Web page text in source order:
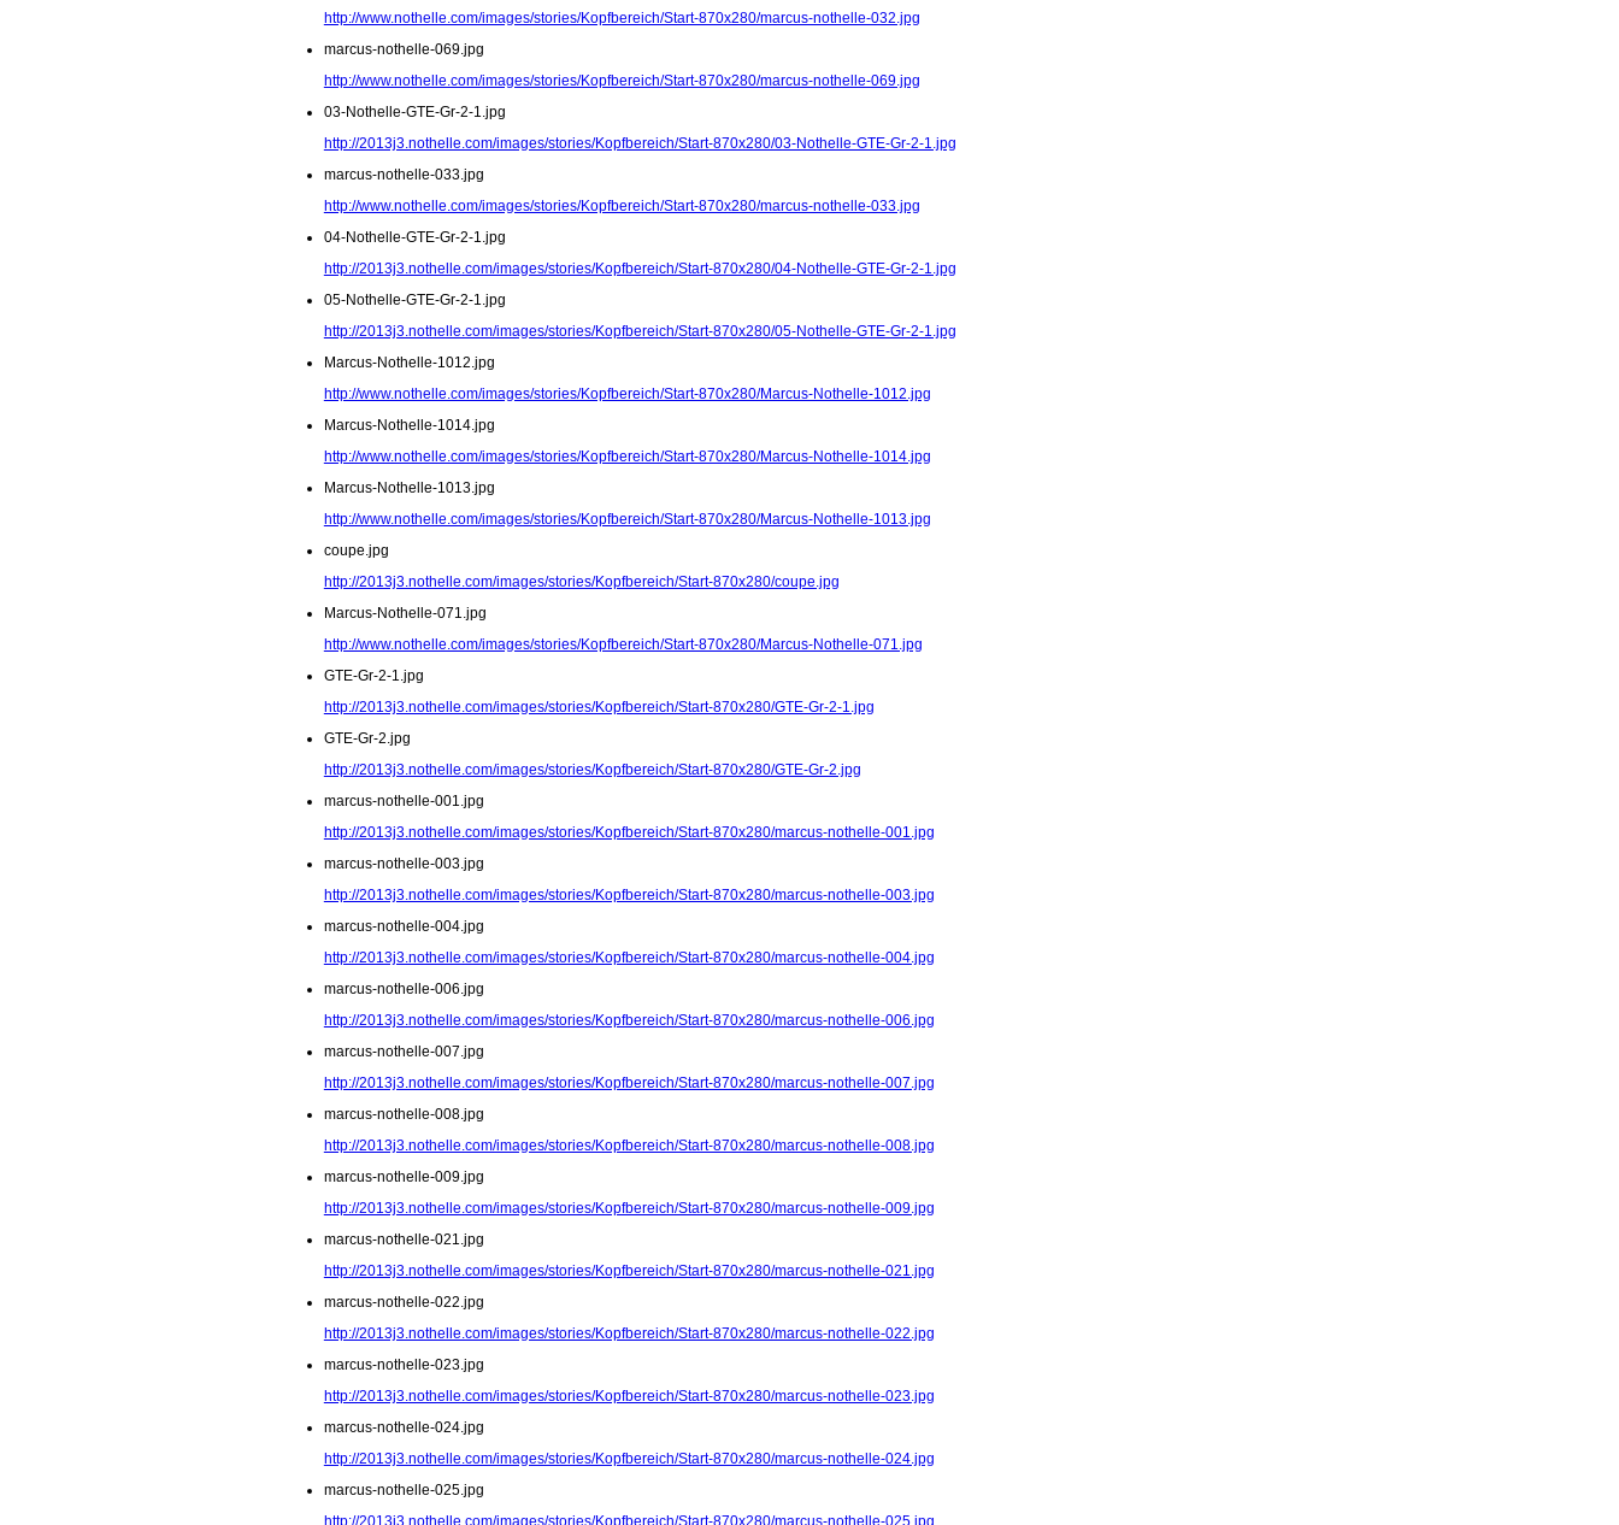
http://www.nothelle.com/images/stories/Kopfbereich/Start-870x280/marcus-nothelle-032.jpg
marcus-nothelle-069.jpg
http://www.nothelle.com/images/stories/Kopfbereich/Start-870x280/marcus-nothelle-069.jpg
03-Nothelle-GTE-Gr-2-1.jpg
http://2013j3.nothelle.com/images/stories/Kopfbereich/Start-870x280/03-Nothelle-GTE-Gr-2-1.jpg
marcus-nothelle-033.jpg
http://www.nothelle.com/images/stories/Kopfbereich/Start-870x280/marcus-nothelle-033.jpg
04-Nothelle-GTE-Gr-2-1.jpg
http://2013j3.nothelle.com/images/stories/Kopfbereich/Start-870x280/04-Nothelle-GTE-Gr-2-1.jpg
05-Nothelle-GTE-Gr-2-1.jpg
http://2013j3.nothelle.com/images/stories/Kopfbereich/Start-870x280/05-Nothelle-GTE-Gr-2-1.jpg
Marcus-Nothelle-1012.jpg
http://www.nothelle.com/images/stories/Kopfbereich/Start-870x280/Marcus-Nothelle-1012.jpg
Marcus-Nothelle-1014.jpg
http://www.nothelle.com/images/stories/Kopfbereich/Start-870x280/Marcus-Nothelle-1014.jpg
Marcus-Nothelle-1013.jpg
http://www.nothelle.com/images/stories/Kopfbereich/Start-870x280/Marcus-Nothelle-1013.jpg
coupe.jpg
http://2013j3.nothelle.com/images/stories/Kopfbereich/Start-870x280/coupe.jpg
Marcus-Nothelle-071.jpg
http://www.nothelle.com/images/stories/Kopfbereich/Start-870x280/Marcus-Nothelle-071.jpg
GTE-Gr-2-1.jpg
http://2013j3.nothelle.com/images/stories/Kopfbereich/Start-870x280/GTE-Gr-2-1.jpg
GTE-Gr-2.jpg
http://2013j3.nothelle.com/images/stories/Kopfbereich/Start-870x280/GTE-Gr-2.jpg
marcus-nothelle-001.jpg
http://2013j3.nothelle.com/images/stories/Kopfbereich/Start-870x280/marcus-nothelle-001.jpg
marcus-nothelle-003.jpg
http://2013j3.nothelle.com/images/stories/Kopfbereich/Start-870x280/marcus-nothelle-003.jpg
marcus-nothelle-004.jpg
http://2013j3.nothelle.com/images/stories/Kopfbereich/Start-870x280/marcus-nothelle-004.jpg
marcus-nothelle-006.jpg
http://2013j3.nothelle.com/images/stories/Kopfbereich/Start-870x280/marcus-nothelle-006.jpg
marcus-nothelle-007.jpg
http://2013j3.nothelle.com/images/stories/Kopfbereich/Start-870x280/marcus-nothelle-007.jpg
marcus-nothelle-008.jpg
http://2013j3.nothelle.com/images/stories/Kopfbereich/Start-870x280/marcus-nothelle-008.jpg
marcus-nothelle-009.jpg
http://2013j3.nothelle.com/images/stories/Kopfbereich/Start-870x280/marcus-nothelle-009.jpg
marcus-nothelle-021.jpg
http://2013j3.nothelle.com/images/stories/Kopfbereich/Start-870x280/marcus-nothelle-021.jpg
marcus-nothelle-022.jpg
http://2013j3.nothelle.com/images/stories/Kopfbereich/Start-870x280/marcus-nothelle-022.jpg
marcus-nothelle-023.jpg
http://2013j3.nothelle.com/images/stories/Kopfbereich/Start-870x280/marcus-nothelle-023.jpg
marcus-nothelle-024.jpg
http://2013j3.nothelle.com/images/stories/Kopfbereich/Start-870x280/marcus-nothelle-024.jpg
marcus-nothelle-025.jpg